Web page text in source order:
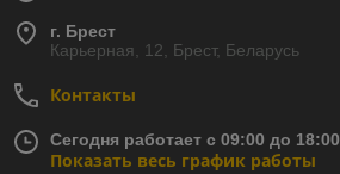
г. Брест
Карьерная, 12, Брест, Беларусь
Контакты
Сегодня работает с 09:00 до 18:00
Показать весь график работы